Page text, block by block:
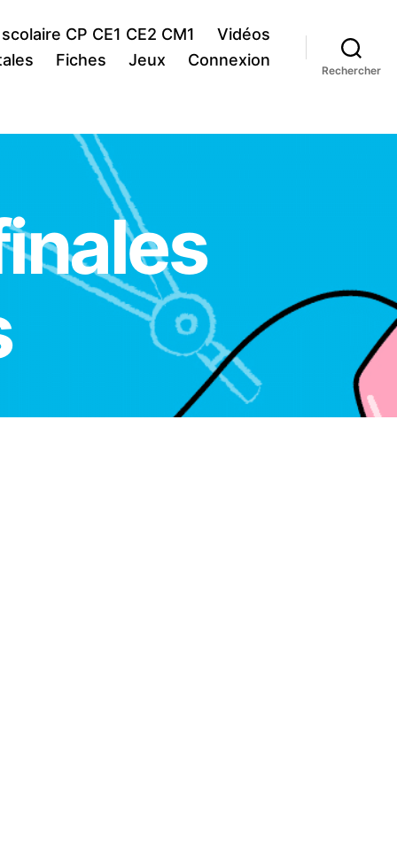
CP CE1 CE2 CM1
Vidéos
Fiches Jeux Connexion
Rechercher